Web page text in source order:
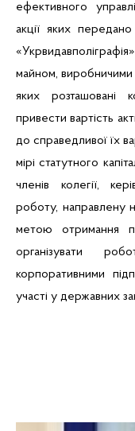
ефективного
акції яких
«Укрвидавполіграфія
майном, виробничими
яких розташовані
привести вартість
до справедливої їх
мірі статутного
членів колегії,
роботу, направлену
метою отримання
організувати
корпоративними
участі у державних